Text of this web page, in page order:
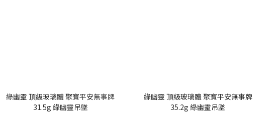
綠幽靈 頂級玻璃體 聚寶平安無事牌
31.5g 綠幽靈吊墜
綠幽靈 頂級玻璃體 聚寶平安無事牌
35.2g 綠幽靈吊墜